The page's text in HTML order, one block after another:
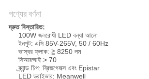
পণ্যের বর্ণনা
দ্রুত বিস্তারিত:
100W জলরোধী LED বন্যা আলো
ইনপুট: এসি 85V-265V, 50 / 60Hz
ভাস্বর ফ্লাক: ≧ 8250 লম
সিআরআই:> 70
ব্র্যান্ড চিপ: ব্রিজগেলক্স এবং Epistar
LED ড্রাইভার: Meanwell